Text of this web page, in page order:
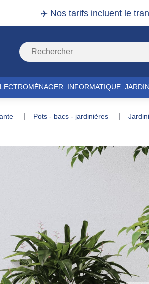
✈️ Nos tarifs incluent le
INFORMATIQUE
pots - bacs - jardinières